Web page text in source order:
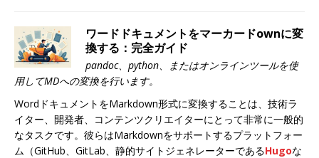
ワードドキュメントをマーカードownに変
換する：完全ガイド
pandoc、python、またはオンラインツールを使
用してMDへの変換を行います。
WordドキュメントをMarkdown形式に変換することは、技術ラ
イター、開発者、コンテンツクリエイターにとって非常に一般的
なタスクです。彼らはMarkdownをサポートするプラットフォー
ム（GitHub、GitLab、静的サイトジェネレーターであるHugoな